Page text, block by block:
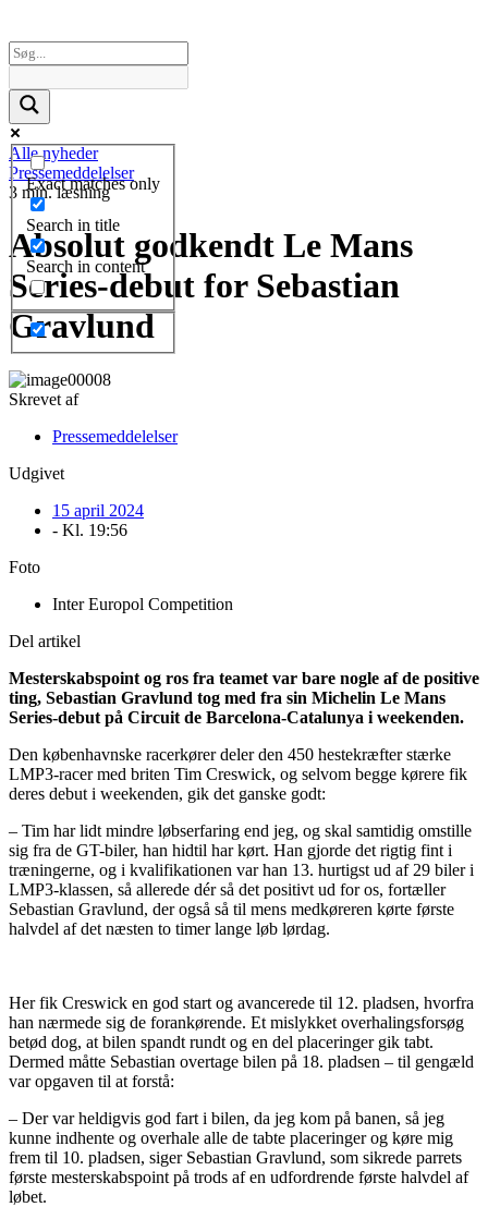
Exact matches only
Search in title
Search in content
Alle nyheder
Pressemeddelelser
3 min. læsning
Absolut godkendt Le Mans
Series-debut for Sebastian
Gravlund
Skrevet af
Pressemeddelelser
Udgivet
15 april 2024
- Kl. 19:56
Foto
Inter Europol Competition
Del artikel
Mesterskabspoint og ros fra teamet var bare nogle af de positive
ting, Sebastian Gravlund tog med fra sin Michelin Le Mans
Series-debut på Circuit de Barcelona-Catalunya i weekenden.
Den københavnske racerkører deler den 450 hestekræfter stærke
LMP3-racer med briten Tim Creswick, og selvom begge kørere fik
deres debut i weekenden, gik det ganske godt:
– Tim har lidt mindre løbserfaring end jeg, og skal samtidig omstille
sig fra de GT-biler, han hidtil har kørt. Han gjorde det rigtig fint i
træningerne, og i kvalifikationen var han 13. hurtigst ud af 29 biler i
LMP3-klassen, så allerede dér så det positivt ud for os, fortæller
Sebastian Gravlund, der også så til mens medkøreren kørte første
halvdel af det næsten to timer lange løb lørdag.
Her fik Creswick en god start og avancerede til 12. pladsen, hvorfra
han nærmede sig de forankørende. Et mislykket overhalingsforsøg
betød dog, at bilen spandt rundt og en del placeringer gik tabt.
Dermed måtte Sebastian overtage bilen på 18. pladsen – til gengæld
var opgaven til at forstå:
– Der var heldigvis god fart i bilen, da jeg kom på banen, så jeg
kunne indhente og overhale alle de tabte placeringer og køre mig
frem til 10. pladsen, siger Sebastian Gravlund, som sikrede parrets
første mesterskabspoint på trods af en udfordrende første halvdel af
løbet.